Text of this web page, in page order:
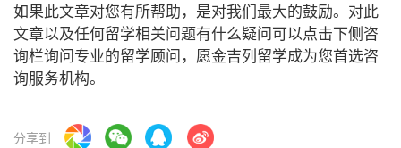
如果此文章对您有所帮助，是对我们最大的鼓励。对此
文章以及任何留学相关问题有什么疑问可以点击下侧咨
询栏询问专业的留学顾问，愿金吉列留学成为您首选咨
询服务机构。
分享到